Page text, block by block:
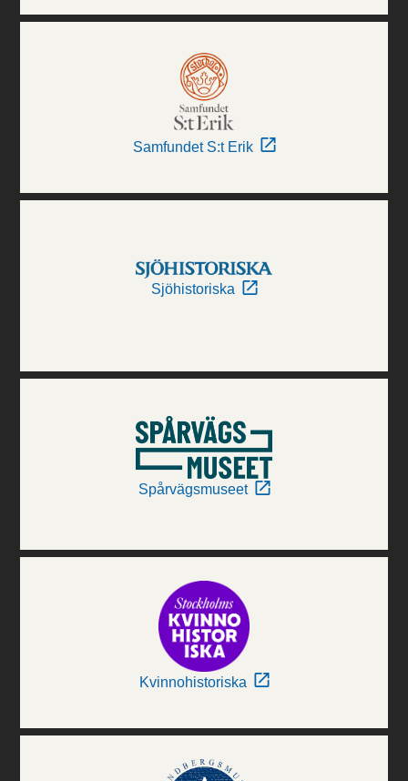
Samfundet S:t Erik
Sjöhistoriska
Spårvägsmuseet
Kvinnohistoriska